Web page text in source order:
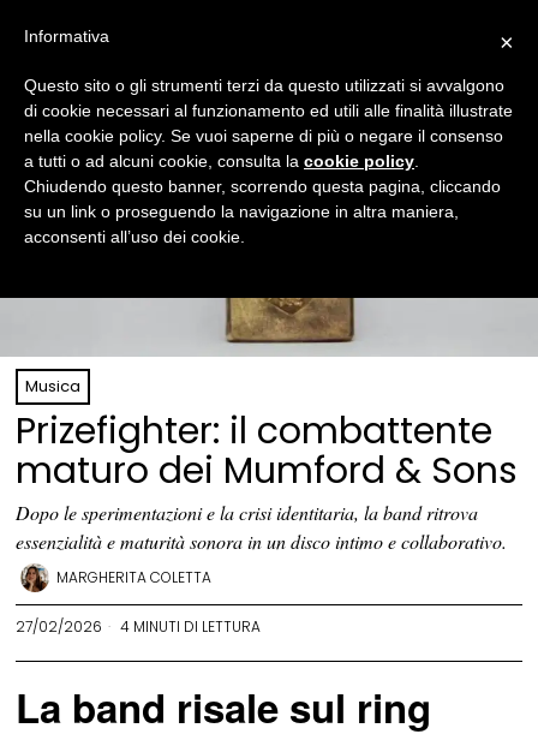
Musica
Prizefighter: il combattente
maturo dei Mumford & Sons
Dopo le sperimentazioni e la crisi identitaria, la band ritrova
essenzialità e maturità sonora in un disco intimo e collaborativo.
MARGHERITA COLETTA
27/02/2026 4 MINUTI DI LETTURA
La band risale sul ring
×
Informativa
Questo sito o gli strumenti terzi da questo utilizzati si avvalgono
di cookie necessari al funzionamento ed utili alle finalità illustrate
nella cookie policy. Se vuoi saperne di più o negare il consenso
a tutti o ad alcuni cookie, consulta la cookie policy
Chiudendo questo banner, scorrendo questa pagina, cliccando
su un link o proseguendo la navigazione in altra maniera,
acconsenti all’uso dei cookie.